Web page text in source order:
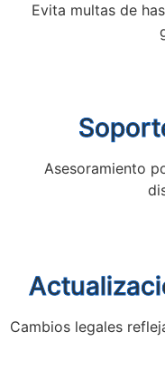
Evita multas de
Asesoramiento
Cambios legales